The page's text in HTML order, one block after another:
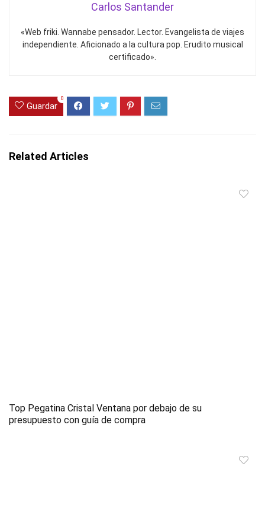
Carlos Santander
«Web friki. Wannabe pensador. Lector. Evangelista de viajes
independiente. Aficionado a la cultura pop. Erudito musical
certificado».
Guardar
0
Related Articles
Top Pegatina Cristal Ventana por debajo de su
presupuesto con guía de compra